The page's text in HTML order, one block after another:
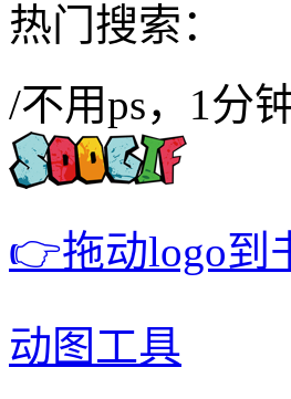
热门搜索：
/不用ps，1分
👉拖动logo到
动图工具